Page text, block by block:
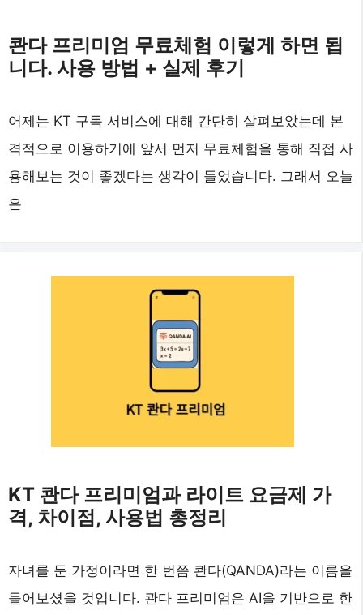
콴다 프리미엄 무료체험 이렇게 하면 됩
니다. 사용 방법 + 실제 후기
어제는 KT 구독 서비스에 대해 간단히 살펴보았는데 본
격적으로 이용하기에 앞서 먼저 무료체험을 통해 직접 사
용해보는 것이 좋겠다는 생각이 들었습니다. 그래서 오늘
은
KT 콴다 프리미엄과 라이트 요금제 가
격, 차이점, 사용법 총정리
자녀를 둔 가정이라면 한 번쯤 콴다(QANDA)라는 이름을
들어보셨을 것입니다. 콴다 프리미엄은 AI을 기반으로 한